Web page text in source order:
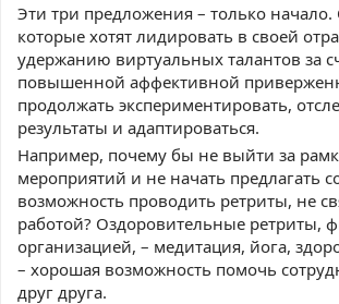
Эти три предложения – только
которые хотят лидировать в своей
удержанию виртуальных талантов за
повышенной аффективной
продолжать экспериментировать,
результаты и адаптироваться.
Например, почему бы не выйти за
мероприятий и не начать предлагать
возможность проводить ретриты, не
работой? Оздоровительные ретриты,
организацией, – медитация, йога,
– хорошая возможность помочь
друг друга.